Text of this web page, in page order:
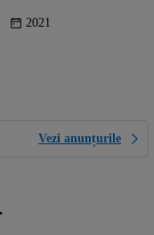
2021
Vezi anunțurile